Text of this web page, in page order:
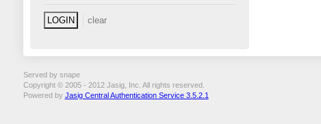
Served by snape
Copyright © 2005 - 2012 Jasig, Inc. All rights reserved.
Powered by Jasig Central Authentication Service 3.5.2.1